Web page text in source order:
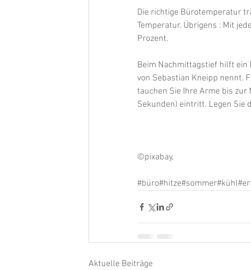
Die richtige Bürotemperatur
Temperatur. Übrigens : Mit
Prozent.
Beim Nachmittagstief hilft ein
von Sebastian Kneipp nennt.
tauchen Sie Ihre Arme bis zur
Sekunden) eintritt. Legen Sie
©pixabay,
#büro
Aktuelle Beiträge